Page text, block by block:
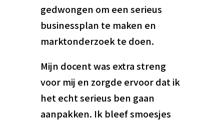
gedwongen om een serieus
businessplan te maken en
marktonderzoek te doen.
Mijn docent was extra streng
voor mij en zorgde ervoor dat ik
het echt serieus ben gaan
aanpakken. Ik bleef smoesjes